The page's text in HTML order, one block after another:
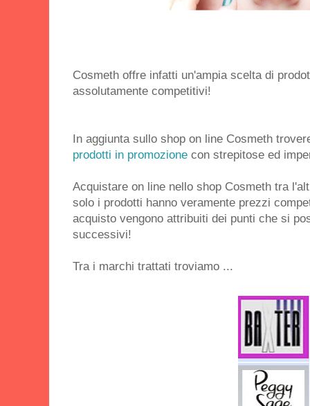
Cosmeth offre infatti un'ampia scelta di
assolutamente competitivi!
In aggiunta sullo shop on line Cosmeth
prodotti in promozione con strepitose ed
Acquistare on line nello shop Cosmeth tra
solo i prodotti hanno veramente prezzi
acquisto vengono attribuiti dei punti che si
successivi!
Tra i marchi trattati troviamo ...